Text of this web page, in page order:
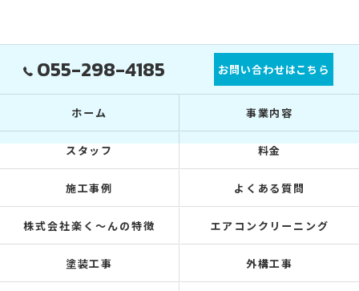
055-298-4185 お問い合わせはこちら
ホーム 事業内容
スタッフ 料金
施工事例 よくある質問
株式会社楽く～んの特徴 エアコンクリーニング
塗装工事 外構工事